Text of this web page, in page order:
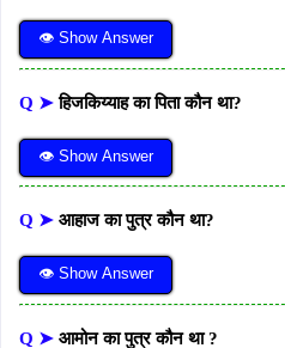
👁 Show Answer
Q ➤हिजकिय्याह का पिता कौन था?
👁 Show Answer
Q ➤ आहाज का पुत्र कौन था?
👁 Show Answer
Q ➤ आमोन का पुत्र कौन था ?